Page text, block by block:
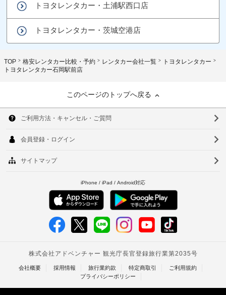
トヨタレンタカー・土浦駅西口店
トヨタレンタカー・茨城空港店
TOP 格安レンタカー比較・予約 レンタカー会社一覧
トヨタレンタカー
トヨタレンタカー石岡駅前店
このページのトップへ戻る